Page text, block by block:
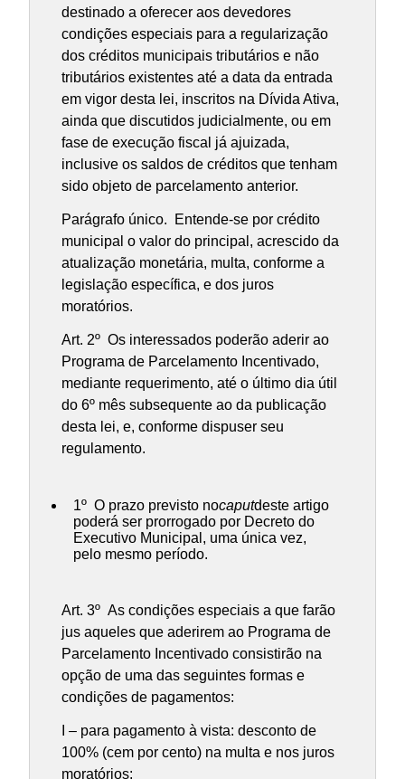
destinado a oferecer aos devedores
condições especiais para a regularização
dos créditos municipais tributários e não
tributários existentes até a data da entrada
em vigor desta lei, inscritos na Dívida Ativa,
ainda que discutidos judicialmente, ou em
fase de execução fiscal já ajuizada,
inclusive os saldos de créditos que tenham
sido objeto de parcelamento anterior.
Parágrafo único. Entende-se por crédito
municipal o valor do principal, acrescido da
atualização monetária, multa, conforme a
legislação específica, e dos juros
moratórios.
Art. 2º Os interessados poderão aderir ao
Programa de Parcelamento Incentivado,
mediante requerimento, até o último dia útil
do 6º mês subsequente ao da publicação
desta lei, e, conforme dispuser seu
regulamento.
1º O prazo previsto nocaputdeste artigo
poderá ser prorrogado por Decreto do
Executivo Municipal, uma única vez,
pelo mesmo período.
Art. 3º As condições especiais a que farão
jus aqueles que aderirem ao Programa de
Parcelamento Incentivado consistirão na
opção de uma das seguintes formas e
condições de pagamentos:
I – para pagamento à vista: desconto de
100% (cem por cento) na multa e nos juros
moratórios: